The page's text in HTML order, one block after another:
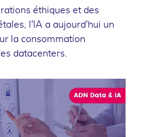
éthiques et des
l'IA a aujourd'hui un
la consommation
datacenters.